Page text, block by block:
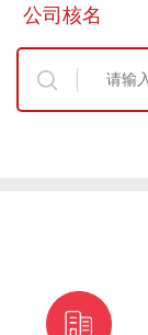
公司核名